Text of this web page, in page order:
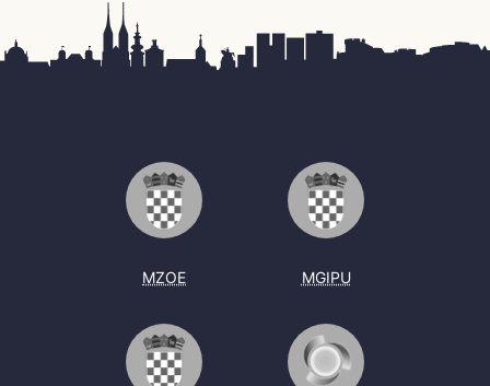
MZOE MGIPU